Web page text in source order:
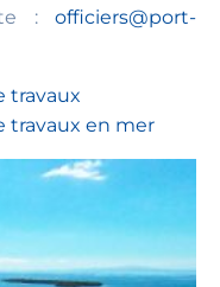
: officiers@port-
travaux
travaux en mer